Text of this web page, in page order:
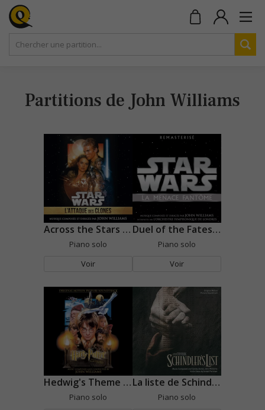
Partitions de John Williams
Across the Stars (Star Wars)
Piano solo
Voir
Duel of the Fates (Star Wars)
Piano solo
Voir
Hedwig's Theme (Harry Potter)
Piano solo
La liste de Schindler
Piano solo